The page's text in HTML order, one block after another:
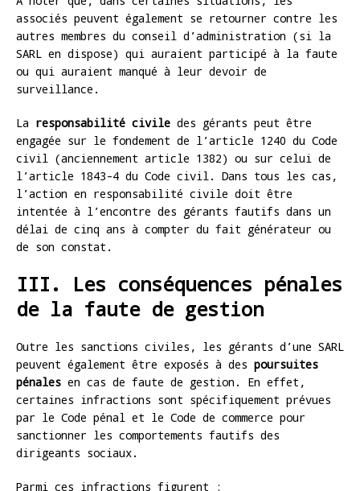
associés peuvent également se retourner contre les
autres membres du conseil d’administration (si la
SARL en dispose) qui auraient participé à la faute
ou qui auraient manqué à leur devoir de
surveillance.
La responsabilité civile des gérants peut être
engagée sur le fondement de l’article 1240 du Code
civil (anciennement article 1382) ou sur celui de
l’article 1843-4 du Code civil. Dans tous les cas,
l’action en responsabilité civile doit être
intentée à l’encontre des gérants fautifs dans un
délai de cinq ans à compter du fait générateur ou
de son constat.
III. Les conséquences pénales
de la faute de gestion
Outre les sanctions civiles, les gérants d’une SARL
peuvent également être exposés à des poursuites
pénales en cas de faute de gestion. En effet,
certaines infractions sont spécifiquement prévues
par le Code pénal et le Code de commerce pour
sanctionner les comportements fautifs des
dirigeants sociaux.
Parmi ces infractions figurent :